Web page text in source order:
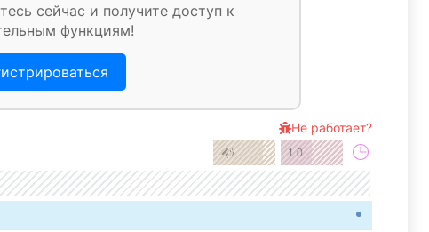
сейчас и получите доступ к
функциям!
1.0
Не работает?